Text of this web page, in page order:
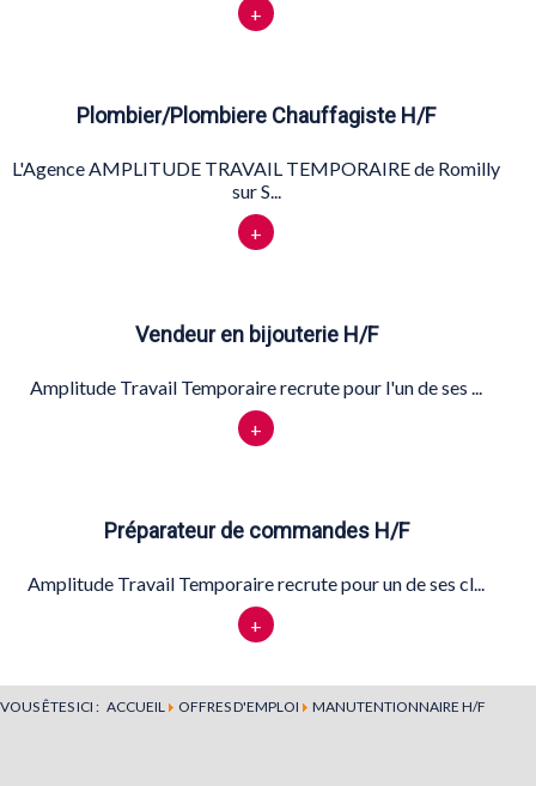
+
Plombier/Plombiere Chauffagiste H/F
L'Agence AMPLITUDE TRAVAIL TEMPORAIRE de Romilly
sur S...
+
Vendeur en bijouterie H/F
Amplitude Travail Temporaire recrute pour l'un de ses ...
+
Préparateur de commandes H/F
Amplitude Travail Temporaire recrute pour un de ses cl...
+
VOUS ÊTES ICI : ACCUEIL OFFRES D'EMPLOI MANUTENTIONNAIRE H/F